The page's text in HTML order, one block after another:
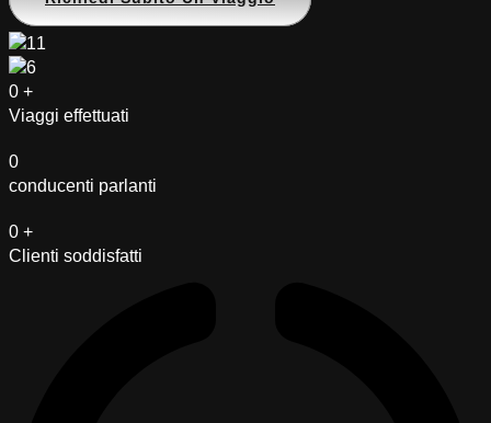
0 +
Viaggi effettuati
0
conducenti parlanti
0 +
Clienti soddisfatti